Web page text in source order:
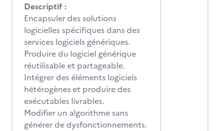
Descriptif :
Encapsuler des solutions
logicielles spécifiques dans des
services logiciels génériques.
Produire du logiciel générique
réutilisable et partageable.
Intégrer des éléments logiciels
hétérogènes et produire des
exécutables livrables.
Modifier un algorithme sans
générer de dysfonctionnements.